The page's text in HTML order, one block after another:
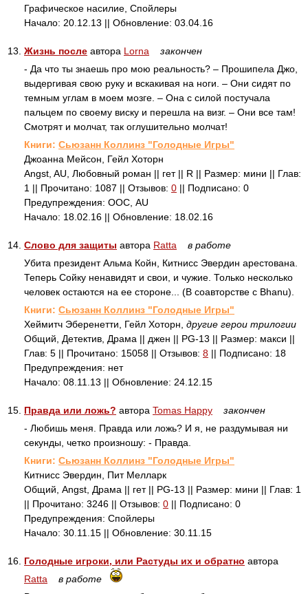
Графическое насилие, Спойлеры
Начало: 20.12.13 || Обновление: 03.04.16
13. Жизнь после автора Lorna
закончен
- Да что ты знаешь про мою реальность? – Прошипела Джо,
выдергивая свою руку и вскакивая на ноги. – Они сидят по
темным углам в моем мозге. – Она с силой постучала
пальцем по своему виску и перешла на визг. – Они все там!
Смотрят и молчат, так оглушительно молчат!
Книги: Сьюзанн Коллинз "Голодные Игры"
Джоанна Мейсон, Гейл Хоторн
Angst, AU, Любовный роман || гет || R || Размер: мини || Глав:
1 || Прочитано: 1087 || Отзывов: 0 || Подписано: 0
Предупреждения: ООС, AU
Начало: 18.02.16 || Обновление: 18.02.16
14. Слово для защиты автора Ratta
в работе
Убита президент Альма Койн, Китнисс Эвердин арестована.
Теперь Сойку ненавидят и свои, и чужие. Только несколько
человек остаются на ее стороне... (В соавторстве с Bhanu).
Книги: Сьюзанн Коллинз "Голодные Игры"
Хеймитч Эберенетти, Гейл Хоторн, другие герои трилогии
Общий, Детектив, Драма || джен || PG-13 || Размер: макси ||
Глав: 5 || Прочитано: 15058 || Отзывов: 8 || Подписано: 18
Предупреждения: нет
Начало: 08.11.13 || Обновление: 24.12.15
15. Правда или ложь? автора Tomas Happy
закончен
- Любишь меня. Правда или ложь? И я, не раздумывая ни
секунды, четко произношу: - Правда.
Книги: Сьюзанн Коллинз "Голодные Игры"
Китнисс Эвердин, Пит Мелларк
Общий, Angst, Драма || гет || PG-13 || Размер: мини || Глав: 1
|| Прочитано: 3246 || Отзывов: 0 || Подписано: 0
Предупреждения: Спойлеры
Начало: 30.11.15 || Обновление: 30.11.15
16. Голодные игроки, или Растуды их и обратно автора
Ratta
в работе